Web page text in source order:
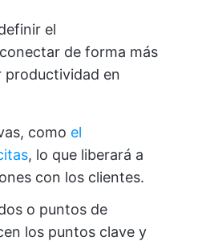
el
de forma más
productividad en
como el
, lo que liberará a
con los clientes.
o puntos de
los puntos clave y